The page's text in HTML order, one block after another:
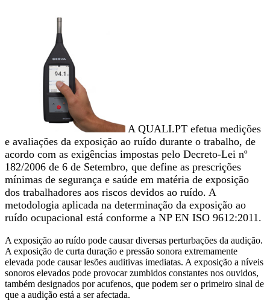
A QUALI.PT efetua medições
e avaliações da exposição ao ruído durante o trabalho, de
acordo com as exigências impostas pelo Decreto-Lei nº
182/2006 de 6 de Setembro, que define as prescrições
mínimas de segurança e saúde em matéria de exposição
dos trabalhadores aos riscos devidos ao ruído. A
metodologia aplicada na determinação da exposição ao
ruído ocupacional está conforme a NP EN ISO 9612:2011.
A exposição ao ruído pode causar diversas perturbações da audição.
A exposição de curta duração e pressão sonora extremamente
elevada pode causar lesões auditivas imediatas. A exposição a níveis
sonoros elevados pode provocar zumbidos constantes nos ouvidos,
também designados por acufenos, que podem ser o primeiro sinal de
que a audição está a ser afectada.